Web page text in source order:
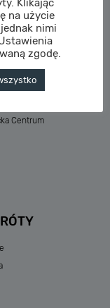
III
III
Żerniki
I i II
Centrum
Klikając
na użycie
nimi
zgodę.